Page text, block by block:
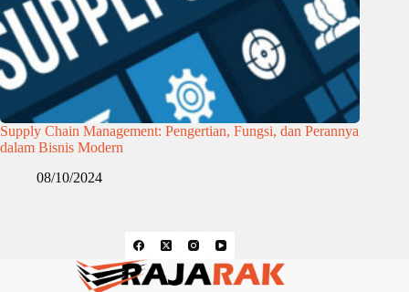
Supply Chain Management: Pengertian, Fungsi, dan Perannya
dalam Bisnis Modern
08/10/2024